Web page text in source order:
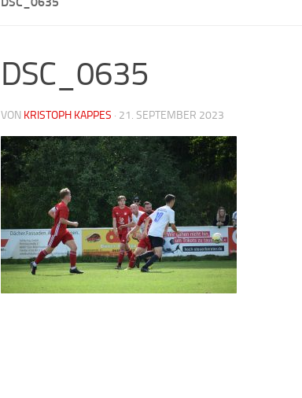
DSC_0635
VON KRISTOPH KAPPES · 21. SEPTEMBER 2023